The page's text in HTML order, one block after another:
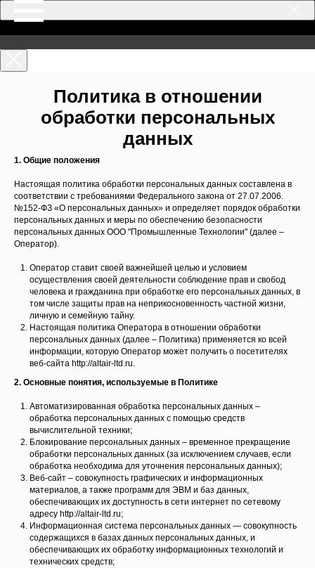
Политика в отношении
обработки персональных
данных
1. Общие положения
Настоящая политика обработки персональных данных составлена в
соответствии с требованиями Федерального закона от 27.07.2006.
№152-ФЗ «О персональных данных» и определяет порядок обработки
персональных данных и меры по обеспечению безопасности
персональных данных ООО "Промышленные Технологии" (далее –
Оператор).
Оператор ставит своей важнейшей целью и условием
осуществления своей деятельности соблюдение прав и свобод
человека и гражданина при обработке его персональных данных, в
том числе защиты прав на неприкосновенность частной жизни,
личную и семейную тайну.
Настоящая политика Оператора в отношении обработки
персональных данных (далее – Политика) применяется ко всей
информации, которую Оператор может получить о посетителях
веб-сайта http://altair-ltd.ru.
2. Основные понятия, используемые в Политике
Автоматизированная обработка персональных данных –
обработка персональных данных с помощью средств
вычислительной техники;
Блокирование персональных данных – временное прекращение
обработки персональных данных (за исключением случаев, если
обработка необходима для уточнения персональных данных);
Веб-сайт – совокупность графических и информационных
материалов, а также программ для ЭВМ и баз данных,
обеспечивающих их доступность в сети интернет по сетевому
адресу http://altair-ltd.ru;
Информационная система персональных данных — совокупность
содержащихся в базах данных персональных данных, и
обеспечивающих их обработку информационных технологий и
технических средств;